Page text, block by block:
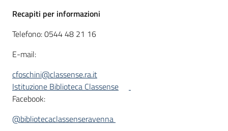
Recapiti per informazioni
Telefono: 0544 48 21 16
E-mail:
cfoschini@classense.ra.it
Istituzione Biblioteca Classense
Facebook:
@bibliotecaclassenseravenna